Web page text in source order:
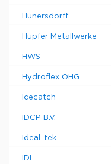
Hunersdorff
Hupfer Metallwerke
HWS
Hydroflex OHG
Icecatch
IDCP B.V.
Ideal-tek
IDL